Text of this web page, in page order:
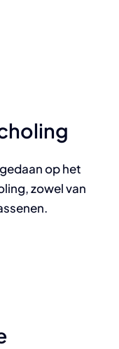
op het
zowel van